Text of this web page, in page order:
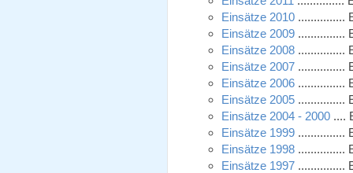
Einsätze 2010 ...............
Einsätze 2009 ...............
Einsätze 2008 ...............
Einsätze 2007 ...............
Einsätze 2006 ...............
Einsätze 2005 ...............
Einsätze 2004 - 2000 ....
Einsätze 1999 ...............
Einsätze 1998 ...............
Einsätze 1997 ...............